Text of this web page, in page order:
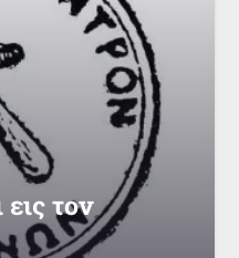
εις τον